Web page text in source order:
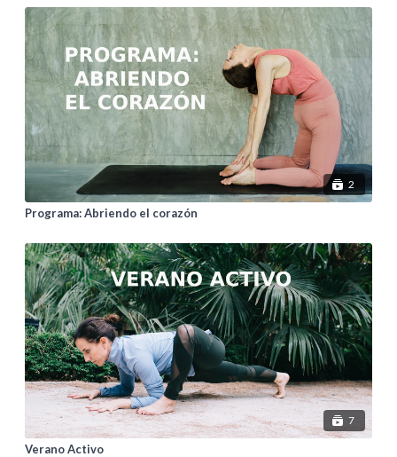
2
Programa: Abriendo el corazón
7
Verano Activo